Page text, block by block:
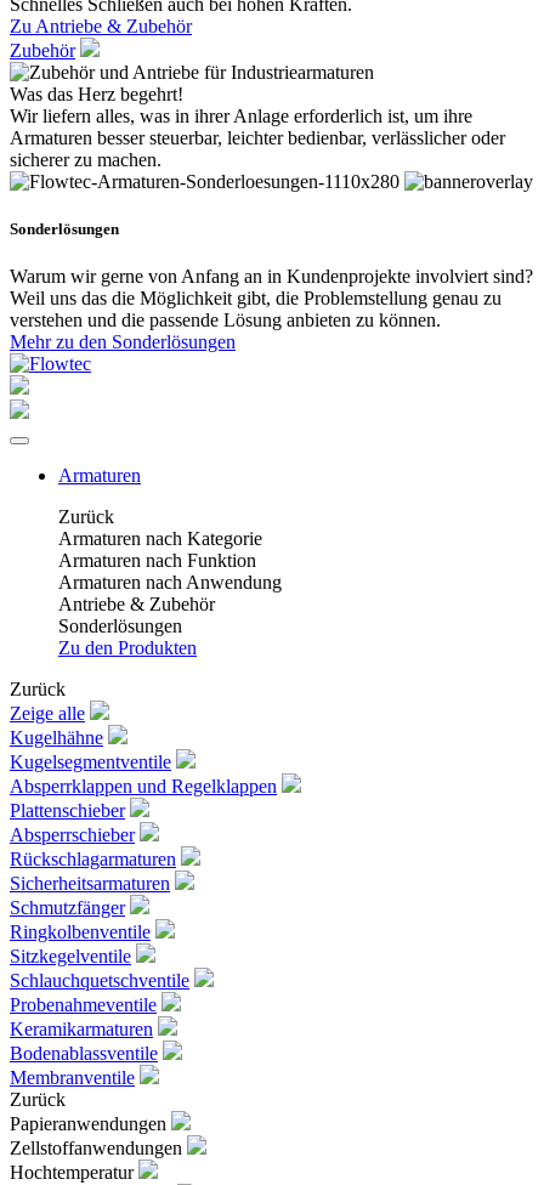
Schnelles Schließen auch bei hohen Kräften.
Zu Antriebe & Zubehör
Zubehör
Was das Herz begehrt!
Wir liefern alles, was in ihrer Anlage erforderlich ist, um ihre
Armaturen besser steuerbar, leichter bedienbar, verlässlicher oder
sicherer zu machen.
Sonderlösungen
Warum wir gerne von Anfang an in Kundenprojekte involviert sind?
Weil uns das die Möglichkeit gibt, die Problemstellung genau zu
verstehen und die passende Lösung anbieten zu können.
Mehr zu den Sonderlösungen
Armaturen
Zurück
Armaturen nach Kategorie
Armaturen nach Funktion
Armaturen nach Anwendung
Antriebe & Zubehör
Sonderlösungen
Zu den Produkten
Zurück
Zeige alle
Kugelhähne
Kugelsegmentventile
Absperrklappen und Regelklappen
Plattenschieber
Absperrschieber
Rückschlagarmaturen
Sicherheitsarmaturen
Schmutzfänger
Ringkolbenventile
Sitzkegelventile
Schlauchquetschventile
Probenahmeventile
Keramikarmaturen
Bodenablassventile
Membranventile
Zurück
Papieranwendungen
Zellstoffanwendungen
Hochtemperatur